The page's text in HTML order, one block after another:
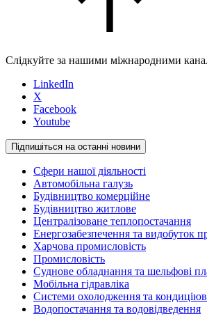
Слідкуйте за нашими міжнародними
LinkedIn
X
Facebook
Youtube
Підпишіться на останні новини
Сфери нашої діяльності
Автомобільна галузь
Будівництво комерційне
Будівництво житлове
Централізоване теплопостачання
Енергозабезпечення та видобуток
Харчова промисловість
Промисловість
Суднове обладнання та шельфові
Мобільна гідравліка
Системи охолодження та
Водопостачання та водовідведення